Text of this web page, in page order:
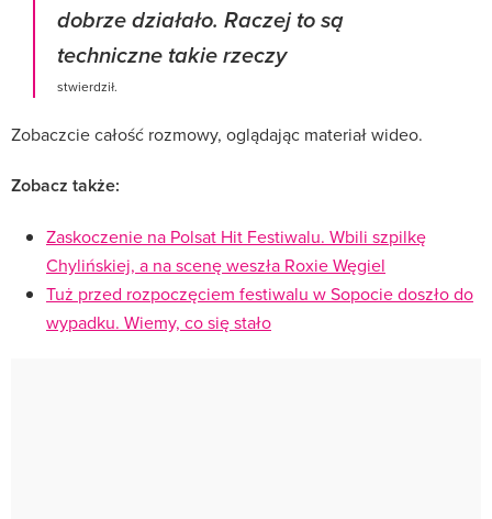
dobrze działało. Raczej to są
techniczne takie rzeczy
stwierdził.
Zobaczcie całość rozmowy, oglądając materiał wideo.
Zobacz także:
Zaskoczenie na Polsat Hit Festiwalu. Wbili szpilkę
Chylińskiej, a na scenę weszła Roxie Węgiel
Tuż przed rozpoczęciem festiwalu w Sopocie doszło do
wypadku. Wiemy, co się stało